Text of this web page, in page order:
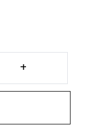
+